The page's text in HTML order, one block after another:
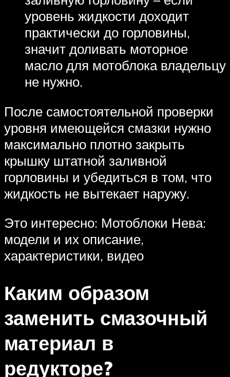
уровень жидкости доходит
практически до горловины,
значит доливать моторное
масло для мотоблока владельцу
не нужно.
После самостоятельной проверки
уровня имеющейся смазки нужно
максимально плотно закрыть
крышку штатной заливной
горловины и убедиться в том, что
жидкость не вытекает наружу.
Это интересно: Мотоблоки Нева:
модели и их описание,
характеристики, видео
Каким образом
заменить смазочный
материал в
редукторе?